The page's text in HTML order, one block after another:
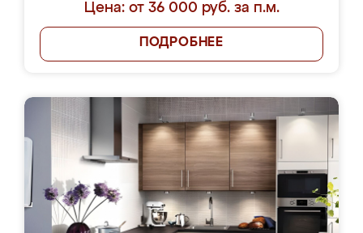
Цена: от 36 000 руб. за п.м.
ПОДРОБНЕЕ